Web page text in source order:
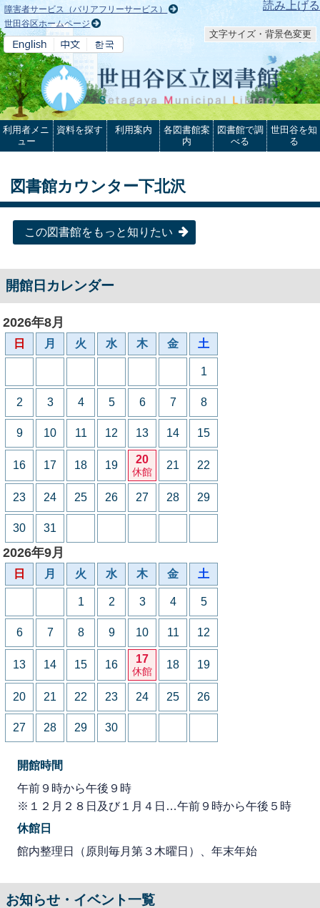
本文へ 読み上げる
障害者サービス（バリアフリーサービス）
世田谷区ホームページ
文字サイズ・背景色変更
利用者メニ
ュー
資料を探す 利用案内
各図書館案
内
図書館で調
べる
世田谷を知
る
図書館カウンター下北沢
この図書館をもっと知りたい
開館日カレンダー
2026年8月
日 月 火 水 木 金 土
1
2 3 4 5 6 7 8
9 10 11 12 13 14 15
16 17 18 19 20
休館
21 22
23 24 25 26 27 28 29
30 31
2026年9月
日 月 火 水 木 金 土
1 2 3 4 5
6 7 8 9 10 11 12
13 14 15 16 17
休館
18 19
20 21 22 23 24 25 26
27 28 29 30
開館時間
午前９時から午後９時
※１２月２８日及び１月４日…午前９時から午後５時
休館日
館内整理日（原則毎月第３木曜日）、年末年始
お知らせ・イベント一覧